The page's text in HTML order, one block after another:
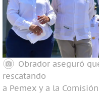
Obrador aseguró
rescatando
a Pemex y a la